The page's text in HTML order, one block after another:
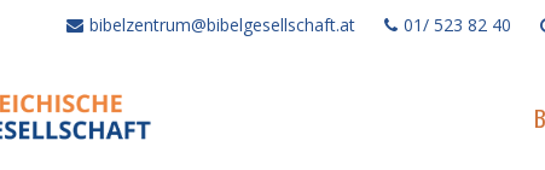
bibelzentrum@bibelgesellschaft.at 01/ 523 82 40